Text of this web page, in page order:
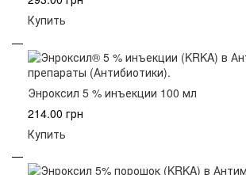
Купить
Энроксил 5 % инъекции 100 мл
214.00 грн
Купить